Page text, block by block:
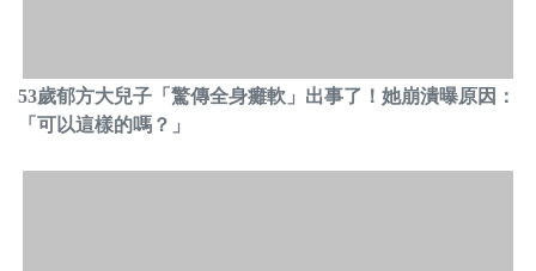
53歲郁方大兒子「驚傳全身癱軟」出事了！她崩潰曝原因：
「可以這樣的嗎？」